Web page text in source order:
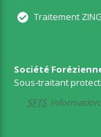
Traitement
Société
Sous-traitant
SFTS